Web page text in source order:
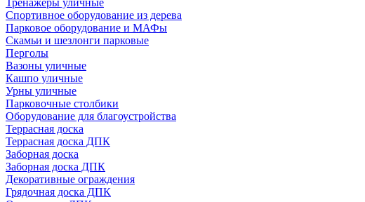
Тренажеры уличные
Спортивное оборудование из дерева
Парковое оборудование и МАФы
Скамьи и шезлонги парковые
Перголы
Вазоны уличные
Кашпо уличные
Урны уличные
Парковочные столбики
Оборудование для благоустройства
Террасная доска
Террасная доска ДПК
Заборная доска
Заборная доска ДПК
Декоративные ограждения
Грядочная доска ДПК